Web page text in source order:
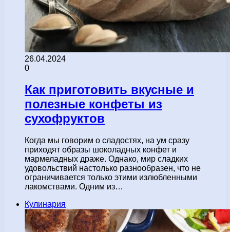
26.04.2024
0
Как приготовить вкусные и
полезные конфеты из
сухофруктов
Когда мы говорим о сладостях, на ум сразу
приходят образы шоколадных конфет и
мармеладных драже. Однако, мир сладких
удовольствий настолько разнообразен, что не
ограничивается только этими излюбленными
лакомствами. Одним из…
Кулинария